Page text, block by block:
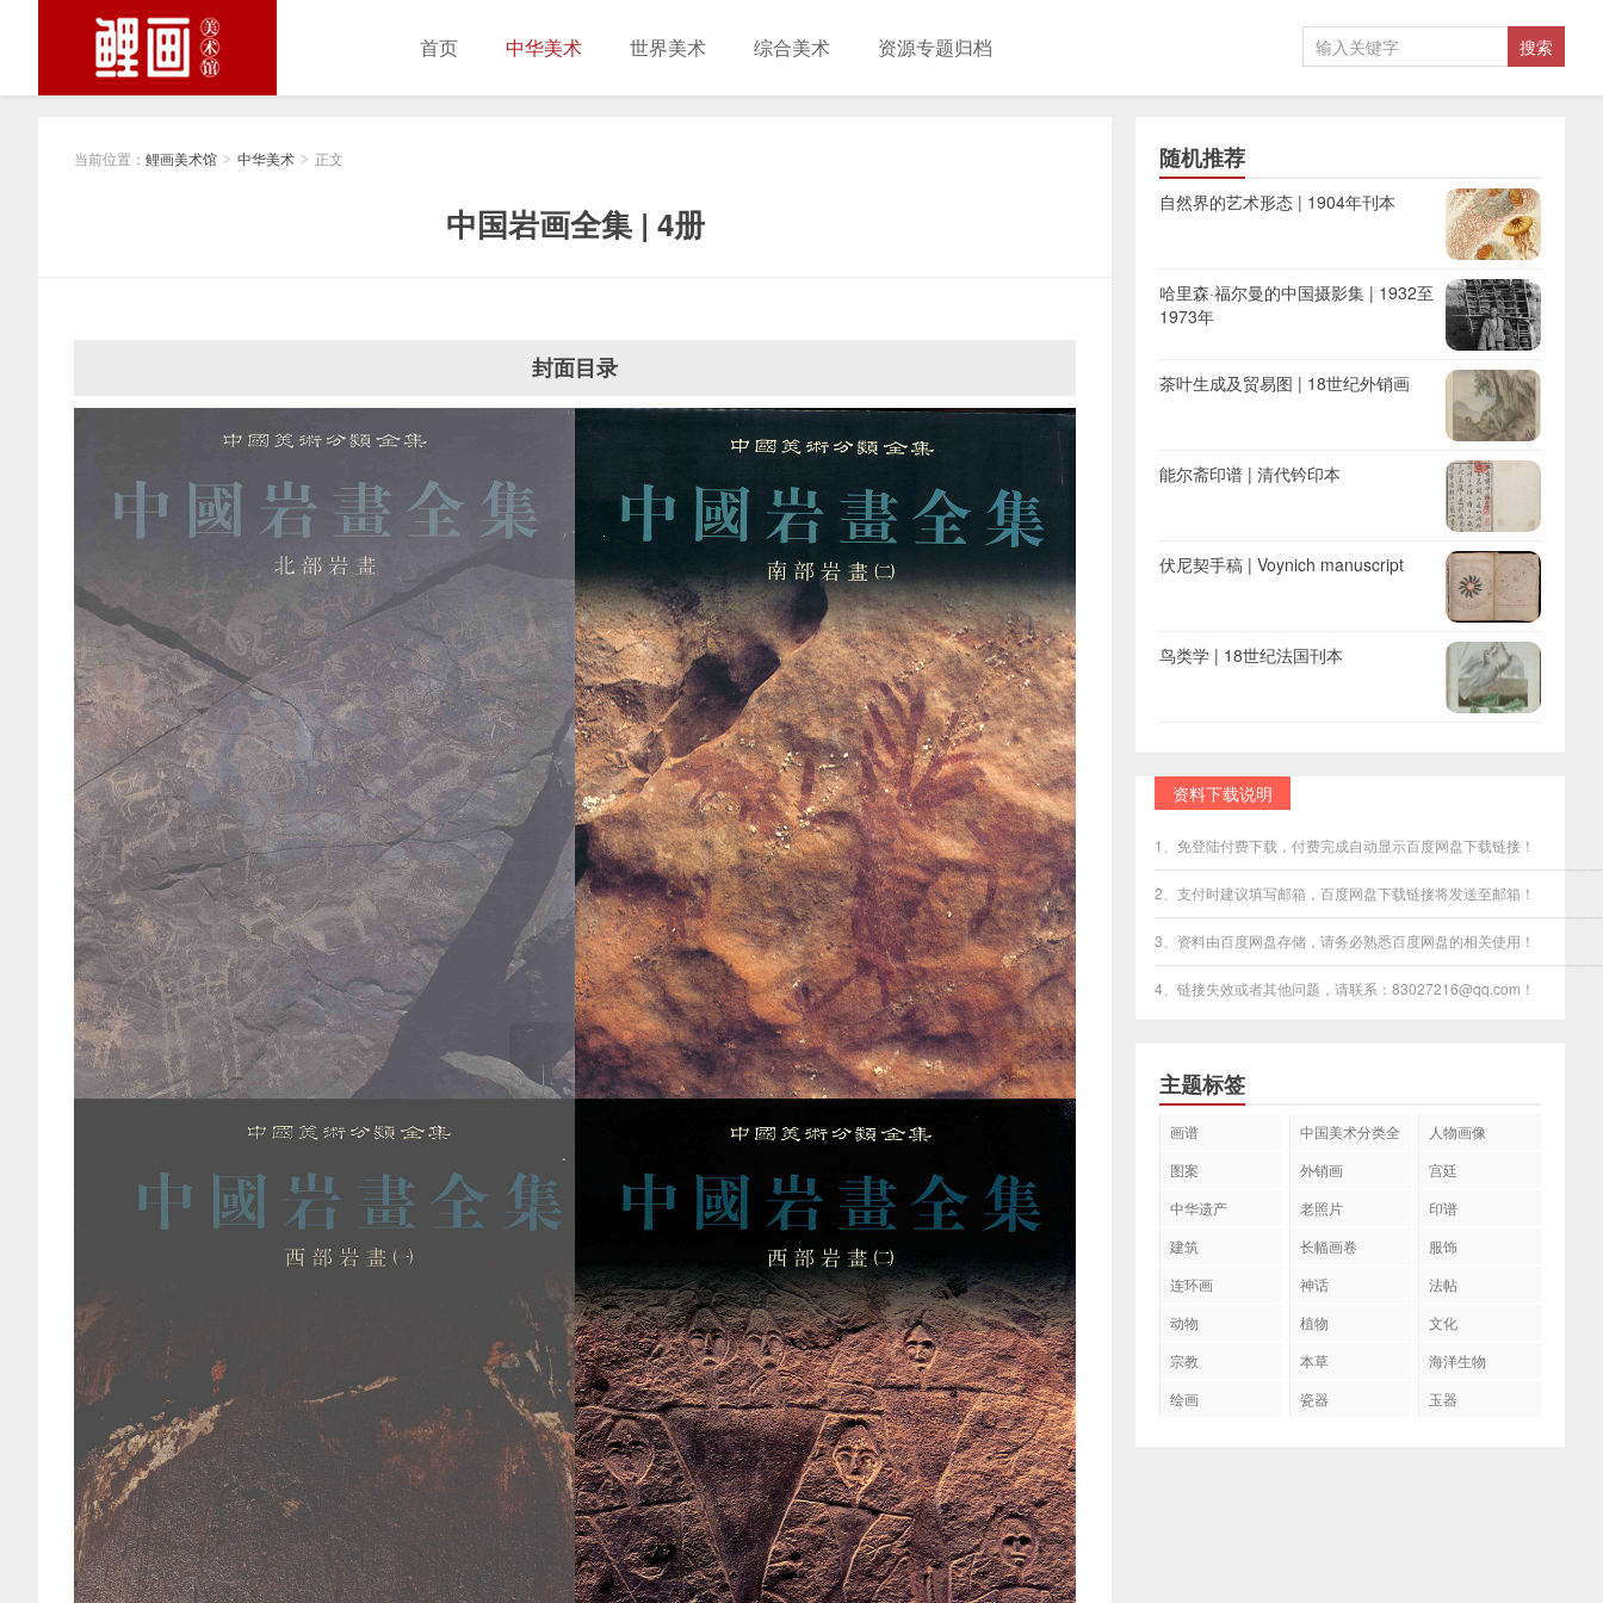
首页 中华美术 世界美术 综合美术 资源专题归档
当前位置： 鲤画美术馆 > 中华美术 > 正文
中国岩画全集 | 4册
封面目录
随机推荐
自然界的艺术形态 | 1904年刊本
哈里森·福尔曼的中国摄影集 | 1932至
1973年
茶叶生成及贸易图 | 18世纪外销画
能尔斋印谱 | 清代钤印本
伏尼契手稿 | Voynich manuscript
鸟类学 | 18世纪法国刊本
资料下载说明
1、免登陆付费下载，付费完成自动显示百度网盘下载链接！
2、支付时建议填写邮箱，百度网盘下载链接将发送至邮箱！
3、资料由百度网盘存储，请务必熟悉百度网盘的相关使用！
4、链接失效或者其他问题，请联系：83027216@qq.com！
主题标签
画谱
中国美术分类全
人物画像
图案
外销画
宫廷
中华遗产
老照片
印谱
建筑
长幅画卷
服饰
连环画
神话
法帖
动物
植物
文化
宗教
本草
海洋生物
绘画
瓷器 玉器